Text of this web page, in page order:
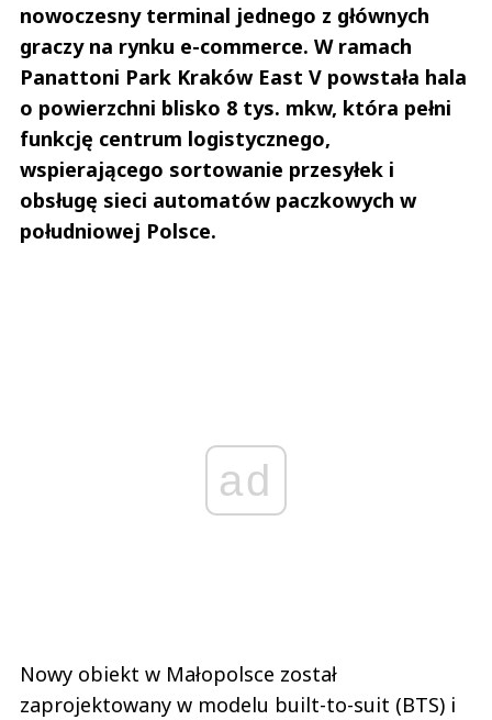
nowoczesny terminal jednego z głównych
graczy na rynku e-commerce. W ramach
Panattoni Park Kraków East V powstała hala
o powierzchni blisko 8 tys. mkw, która pełni
funkcję centrum logistycznego,
wspierającego sortowanie przesyłek i
obsługę sieci automatów paczkowych w
południowej Polsce.
ad
Nowy obiekt w Małopolsce został
zaprojektowany w modelu built-to-suit (BTS) i